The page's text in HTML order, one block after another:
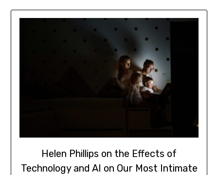
Helen Phillips on the Effects of
Technology and AI on Our Most Intimate